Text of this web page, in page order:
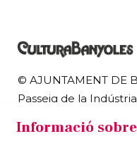
© AJUNTAMENT DE
Passeig de la
972 58 18 48 | 972 57
Informació